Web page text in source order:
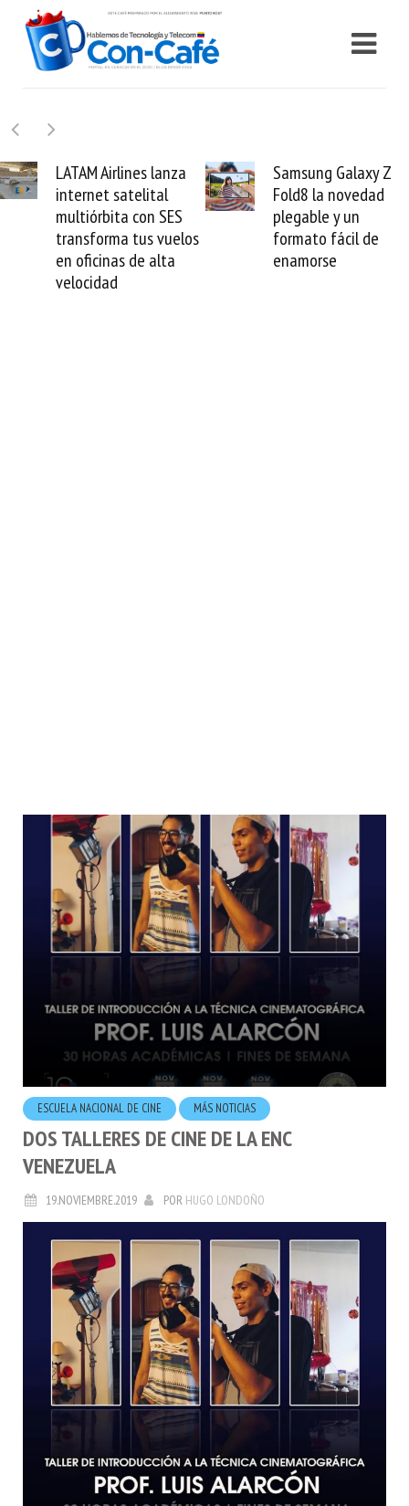
Samsung Galaxy Z
Fold8 la novedad
plegable y un
formato fácil de
enamorse
Cashea levanta 100
millones de dólares y
valida el crédito del
venezolano ante el
mundo
ESCUELA NACIONAL DE CINE MÁS NOTICIAS
DOS TALLERES DE CINE DE LA ENC
VENEZUELA
19.NOVIEMBRE.2019